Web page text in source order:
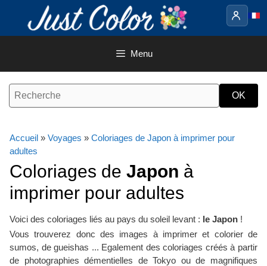
contenu
Menu
Accueil » Voyages » Coloriages de Japon à imprimer pour
adultes
Coloriages de Japon à
imprimer pour adultes
Voici des coloriages liés au pays du soleil levant : le Japon !
Vous trouverez donc des images à imprimer et colorier de
sumos, de gueishas ... Egalement des coloriages créés à partir
de photographies démentielles de Tokyo ou de magnifiques